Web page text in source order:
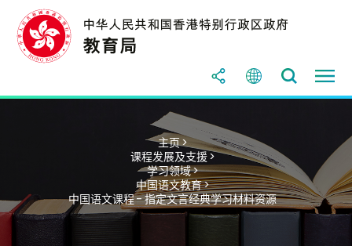
主页 >
课程发展及支援 >
学习领域 >
中国语文教育 >
中国语文课程 - 指定文言经典学习材料资源